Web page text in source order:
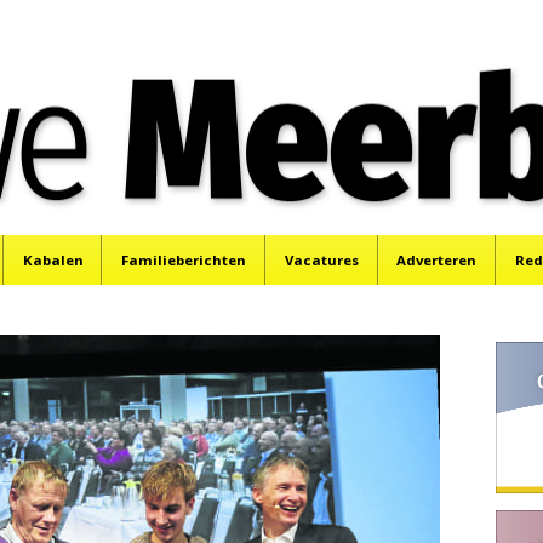
Kabalen Familieberichten Vacatures Adverteren